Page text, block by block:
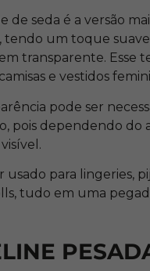
de seda é a versão
tendo um toque
transparente. Esse
e vestidos
pode ser
pois dependendo do
para lingeries,
tudo em uma